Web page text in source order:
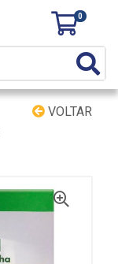
0
VOLTAR